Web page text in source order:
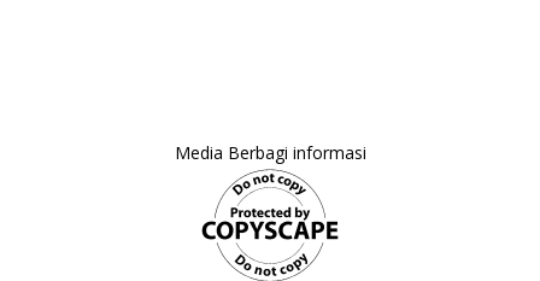
Media Berbagi informasi